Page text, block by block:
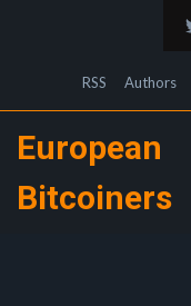
RSS Authors
European
Bitcoiners